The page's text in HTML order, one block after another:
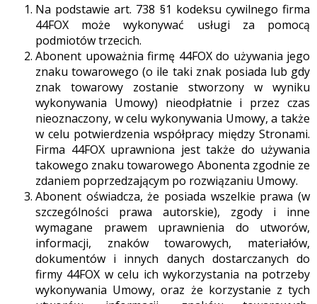
Na podstawie art. 738 §1 kodeksu cywilnego firma
44FOX może wykonywać usługi za pomocą
podmiotów trzecich.
Abonent upoważnia firmę 44FOX do używania jego
znaku towarowego (o ile taki znak posiada lub gdy
znak towarowy zostanie stworzony w wyniku
wykonywania Umowy) nieodpłatnie i przez czas
nieoznaczony, w celu wykonywania Umowy, a także
w celu potwierdzenia współpracy między Stronami.
Firma 44FOX uprawniona jest także do używania
takowego znaku towarowego Abonenta zgodnie ze
zdaniem poprzedzającym po rozwiązaniu Umowy.
Abonent oświadcza, że posiada wszelkie prawa (w
szczególności prawa autorskie), zgody i inne
wymagane prawem uprawnienia do utworów,
informacji, znaków towarowych, materiałów,
dokumentów i innych danych dostarczanych do
firmy 44FOX w celu ich wykorzystania na potrzeby
wykonywania Umowy, oraz że korzystanie z tych